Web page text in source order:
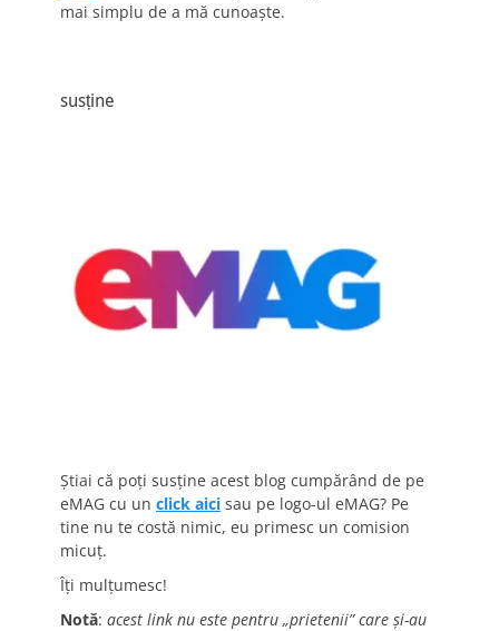
mai simplu de a mă cunoaște.
susține
Știai că poți susține acest blog cumpărând de pe
eMAG cu un click aici sau pe logo-ul eMAG? Pe
tine nu te costă nimic, eu primesc un comision
micuț.
Îți mulțumesc!
Notă: acest link nu este pentru „prietenii” care și-au